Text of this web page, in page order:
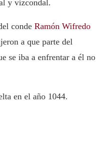
y vizcondal.
conde Ramón Wifredo
a que parte del
se iba a enfrentar a él no
en el año 1044.